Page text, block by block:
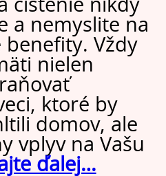
čistenie nikdy
a nemyslite na
benefity. Vždy
nielen
ktoré by
domov, ale
vplyv na Vašu
ďalej…